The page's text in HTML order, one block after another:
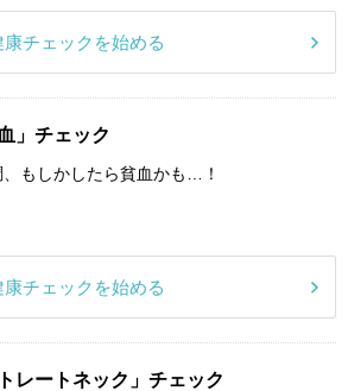
康チェックを始める
」チェック
、もしかしたら貧血かも…！
康チェックを始める
レートネック」チェック